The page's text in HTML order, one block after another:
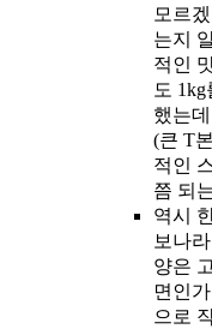
모르
는지
적인
도
했는
(큰 T
적인
쯤 되
역시
보나
양은
면인
으로